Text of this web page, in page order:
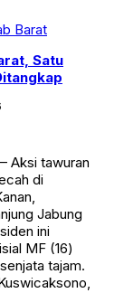
Barat
Satu
Aksi tawuran
di
Jabung
ini
MF (16)
tajam.